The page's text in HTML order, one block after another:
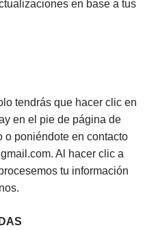
en base a tus
tendrás que hacer clic en
en el pie de página de
o poniéndote en contacto
Al hacer clic a
tu información